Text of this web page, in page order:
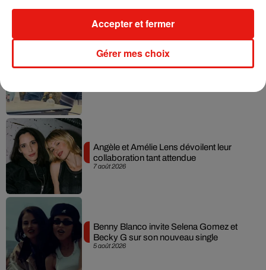
7 août 2026
Tayc et Didi B dévoilent le single le plus
7 août 2026
Angèle et Amélie Lens dévoilent leur
collaboration tant attendue
5 août 2026
Benny Blanco invite Selena Gomez et
Becky G sur son nouveau single
Gérer mes choix
Accepter et fermer